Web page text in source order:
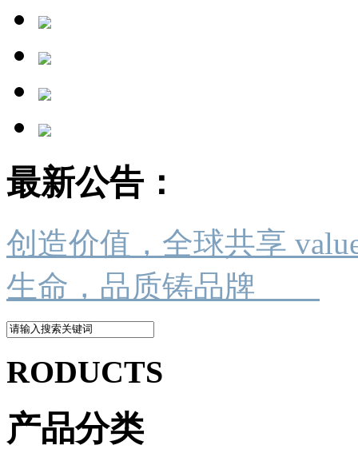
最新公告：
创造价值，全球共享
生命，品质铸品牌
RODUCTS
产品分类